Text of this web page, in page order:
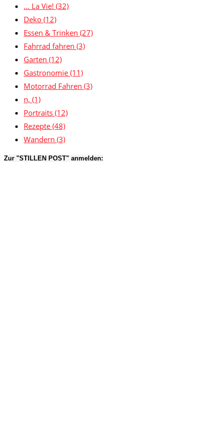
… La Vie! (32)
Deko (12)
Essen & Trinken (27)
Fahrrad fahren (3)
Garten (12)
Gastronomie (11)
Motorrad Fahren (3)
n, (1)
Portraits (12)
Rezepte (48)
Wandern (3)
Zur "STILLEN POST" anmelden: